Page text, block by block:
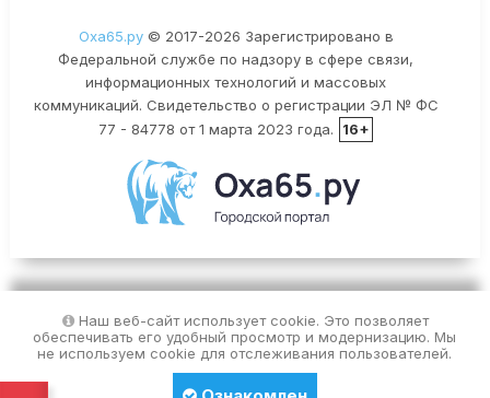
Оха65.ру© 2017-2026 Зарегистрировано в
Федеральной службе по надзору в сфере связи,
информационных технологий и массовых
коммуникаций. Свидетельство о регистрации ЭЛ № ФС
77 - 84778 от 1 марта 2023 года.
16+
Наш веб-сайт использует cookie. Это позволяет
обеспечивать его удобный просмотр и модернизацию. Мы
не используем cookie для отслеживания пользователей.